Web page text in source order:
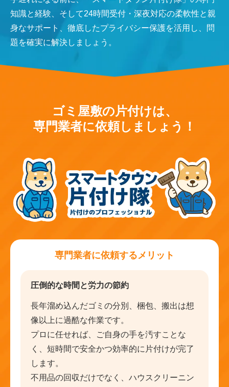
知識と経験、そして24時間受付・深夜対応の柔軟性と親
身なサポート、徹底したプライバシー保護を活用し、問
題を確実に解決しましょう。
ゴミ屋敷の片付けは、
専門業者に依頼しましょう！
専門業者に依頼するメリット
圧倒的な時間と労力の節約
長年溜め込んだゴミの分別、梱包、搬出は想
像以上に過酷な作業です。
プロに任せれば、ご自身の手を汚すことな
く、短時間で安全かつ効率的に片付けが完了
します。
不用品の回収だけでなく、ハウスクリーニン